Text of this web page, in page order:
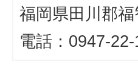
福岡県田川郡
電話：0947-